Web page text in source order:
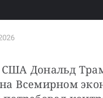
Дональд
Всемирном